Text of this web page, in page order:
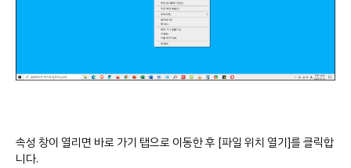
속성 창이 열리면 바로 가기 탭으로 이동한 후 [파일 위치 열기]를 클릭합
니다.